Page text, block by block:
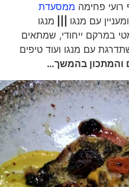
פחימהממסעדת
עם מנגו|||
מנגו
במרקם ייחודי, שמתאים
עם מנגו ועוד טיפים
בהמשך…